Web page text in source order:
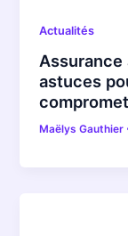
Actualités
Assurance
astuces
Maëlys Gauthier